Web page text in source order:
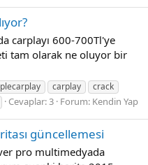
carplayı 600-700Tl'ye
tam olarak ne oluyor bir
carplay
crack
Cevaplar: 3 Forum: Kendin Yap
güncellemesi
pro multimedyada